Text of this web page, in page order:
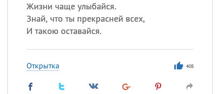
Жизни чаще улыбайся.
Знай, что ты прекрасней всех,
И такою оставайся.
Открытка 408